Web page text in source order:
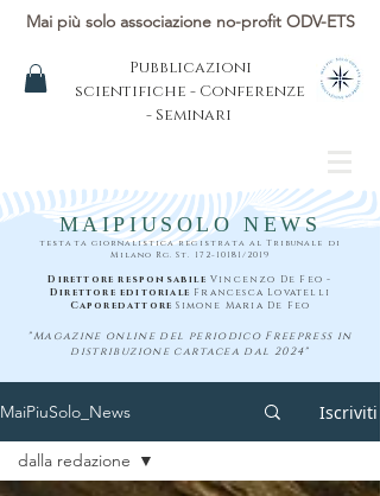
Mai più solo associazione no-profit ODV-ETS
Pubblicazioni
scientifiche - Conferenze
- Seminari
MAIPIUSOLO NEWS
testata giornalistica registrata al Tribunale di
Milano Rg. St. 172-10181 /2019
Direttore responsabile Vincenzo De Feo -
Direttore editoriale Francesca Lovatelli
Caporedattore Simone Maria De Feo
"Magazine online del periodico Freepress in
distribuzione cartacea dal 2024"
MaiPiuSolo_News Iscriviti
dalla redazione